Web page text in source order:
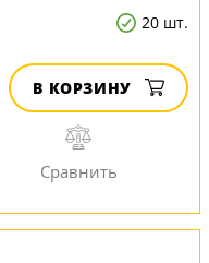
20 шт.
В КОРЗИНУ